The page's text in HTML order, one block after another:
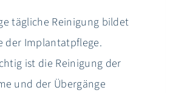
tägliche Reinigung bildet
der Implantatpflege.
ist die Reinigung der
und der Übergänge